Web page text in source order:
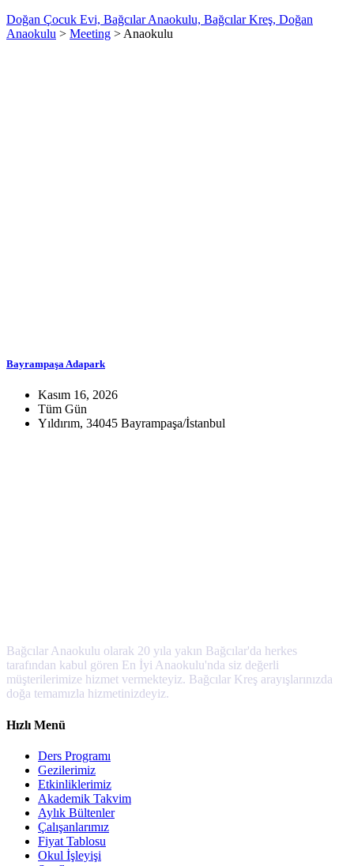
Doğan Çocuk Evi, Bağcılar Anaokulu, Bağcılar Kreş, Doğan
Anaokulu > Meeting > Anaokulu
Bayrampaşa Adapark
Kasım 16, 2026
Tüm Gün
Yıldırım, 34045 Bayrampaşa/İstanbul
Bağcılar Anaokulu olarak 20 yıla yakın Bağcılar'da herkes
tarafından kabul gören En İyi Anaokulu'nda siz değerli
müşterilerimize hizmet vermekteyiz. Bağcılar Kreş arayışlarınızda
doğa temamızla hizmetinizdeyiz.
Hızlı Menü
Ders Programı
Gezilerimiz
Etkinliklerimiz
Akademik Takvim
Aylık Bültenler
Çalışanlarımız
Fiyat Tablosu
Okul İşleyişi